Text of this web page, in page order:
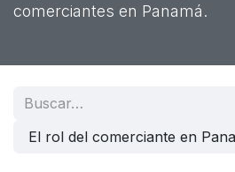
comerciantes en Panamá.
El rol del comerciante en